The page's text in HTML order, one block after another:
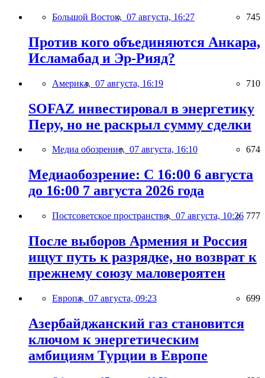
Большой Восток, 07 августа, 16:27 745
Против кого объединяются Анкара,
Исламабад и Эр-Рияд?
Америка, 07 августа, 16:19 710
SOFAZ инвестировал в энергетику
Перу, но не раскрыл сумму сделки
Медиа обозрение, 07 августа, 16:10 674
Медиаобозрение: С 16:00 6 августа
до 16:00 7 августа 2026 года
Постсоветское пространство, 07 августа, 10:26 777
После выборов Армения и Россия
ищут путь к разрядке, но возврат к
прежнему союзу маловероятен
Европа, 07 августа, 09:23 699
Азербайджанский газ становится
ключом к энергетическим
амбициям Турции в Европе